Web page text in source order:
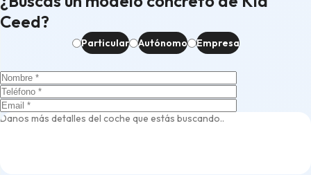
Ceed?
Particular Autónomo Empresa